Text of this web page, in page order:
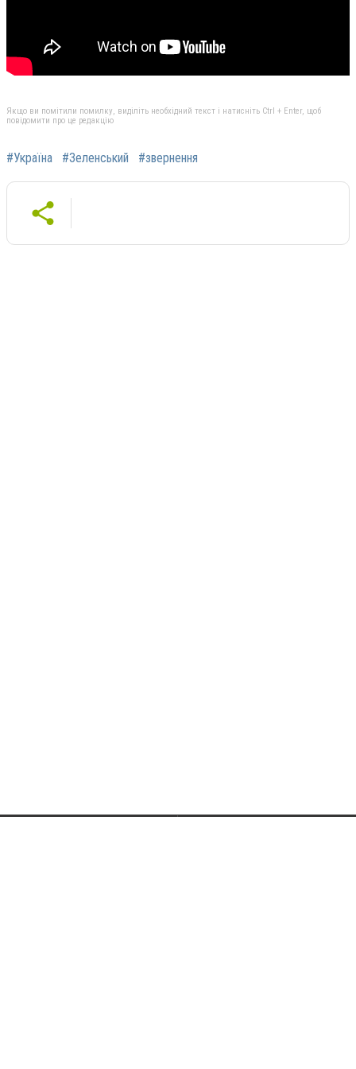
Якщо ви помітили помилку, виділіть необхідний текст і натисніть Ctrl + Enter, щоб
повідомити про це редакцію
#Україна #Зеленський #звернення